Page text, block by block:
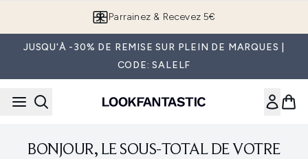
Parrainez & Recevez 5€
JUSQU'À -30% DE REMISE SUR PLEIN DE MARQUES |
CODE: SALELF
BONJOUR, LE SOUS-TOTAL DE VOTRE